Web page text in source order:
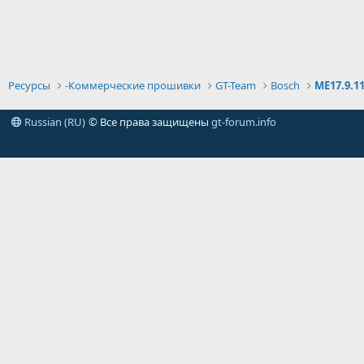
Ресурсы -Коммерческие прошивки GT-Team Bosch ME17.9.11
Russian (RU) © Все права защищены gt-forum.info